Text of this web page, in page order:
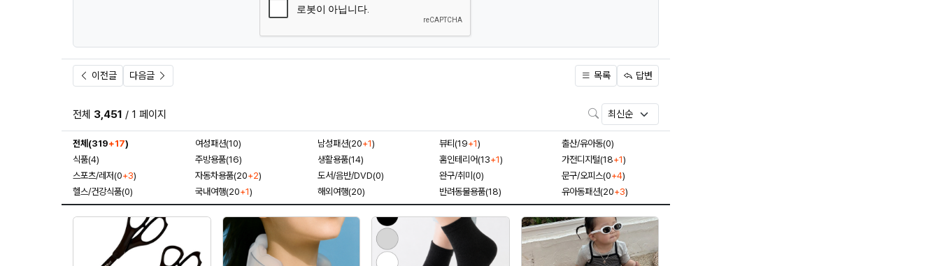
이전글 다음글 목록 답변
전체 3,451 / 1 페이지 검색
전체(319+17) 여성패션(10) 남성패션(20+1) 뷰티(19+1)
출산/유아동(0)
식품(4)
주방용품(16) 생활용품(14) 홈인테리어(13+1) 가전디지털(18+1)
스포츠/레저(0+3) 자동차용품(20+2) 도서/음반/DVD(0) 완구/취미(0) 문구/오피스(0+4)
헬스/건강식품(0)
국내여행(20+1) 해외여행(20) 반려동물용품(18) 유아동패션(20+3)